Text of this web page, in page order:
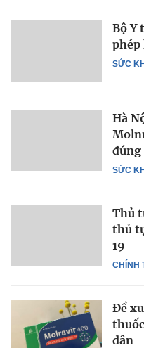
SỨC
Bộ Y
SỨC
Hà
đúng
CHÍNH
Thủ
thủ
19
Đề
dân